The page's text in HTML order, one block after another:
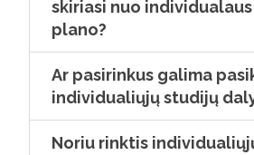
skiriasi nuo
plano?
Ar pasirinkus galima
individualiųjų studijų
Noriu rinktis